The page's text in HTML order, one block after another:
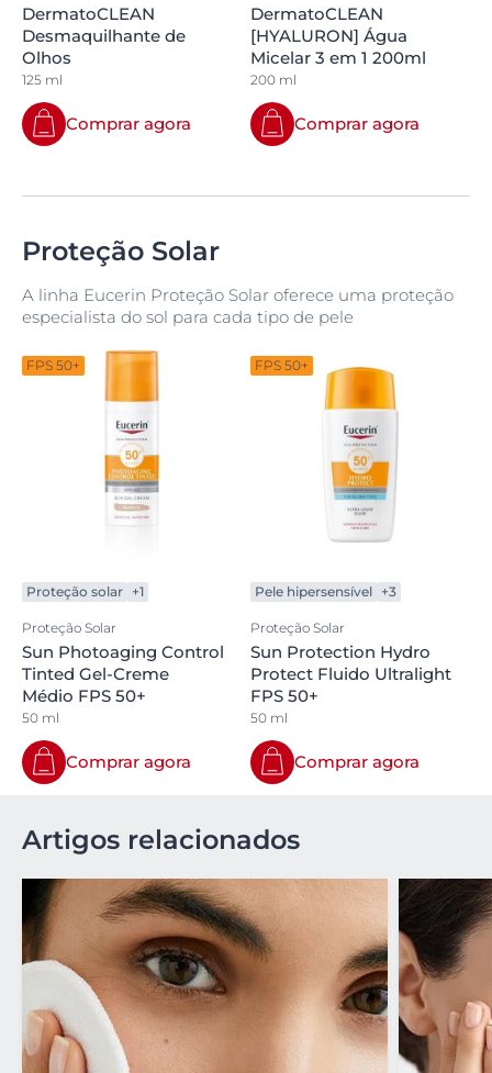
DermatoCLEAN
Desmaquilhante de
Olhos
125 ml
Comprar agora
DermatoCLEAN
[HYALURON] Água
Micelar 3 em 1 200ml
200 ml
Comprar agora
Proteção Solar
A linha Eucerin Proteção Solar oferece uma proteção
especialista do sol para cada tipo de pele
FPS 50+
Proteção solar +1
Proteção Solar
Sun Photoaging Control
Tinted Gel-Creme
Médio FPS 50+
50 ml
Comprar agora
FPS 50+
Pele hipersensível +3
Proteção Solar
Sun Protection Hydro
Protect Fluido Ultralight
FPS 50+
50 ml
Comprar agora
Artigos relacionados